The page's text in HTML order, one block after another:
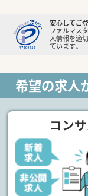
安心してご
ファルマス
人情報を適
ています。
希望の求人
コン